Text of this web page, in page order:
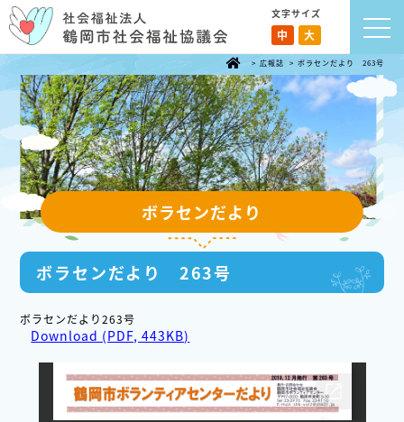
文字サイズ
中 大
> 広報誌 > ボラセンだより 263号
ボラセンだより
ボラセンだより 263号
ボラセンだより263号
Download (PDF, 443KB)